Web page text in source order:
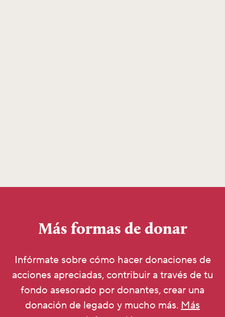
Más formas de donar
Infórmate sobre cómo hacer donaciones de
acciones apreciadas, contribuir a través de tu
fondo asesorado por donantes, crear una
donación de legado y mucho más. Más